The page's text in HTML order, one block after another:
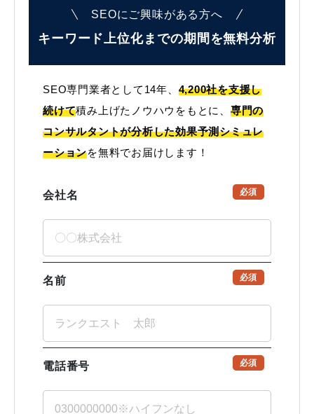
SEOにご興味がある方へ
キーワード上位化までの期間を無料分析
SEO専門業者として14年、 4,200社を支援し
続けて積み上げたノウハウをもとに、 専門の
コンサルタントが分析した効果予測シミュレ
ーションを無料でお届けします！
会社名 必須
名前 必須
電話番号 必須